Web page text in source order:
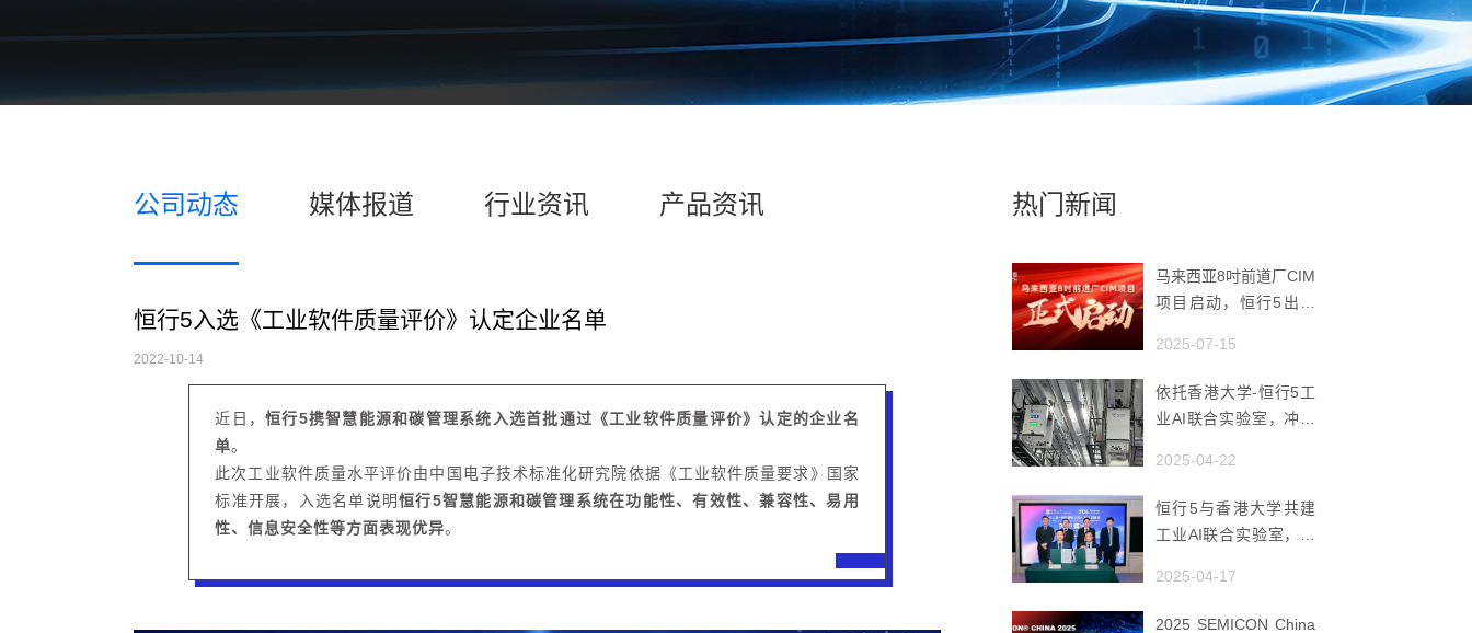
公司动态 媒体报道 行业资讯 产品资讯
恒行5入选《工业软件质量评价》认定企业名单
2022-10-14
近日，恒行5携智慧能源和碳管理系统入选首批通过《工业软件质量评价》认定的企业名
单。
此次工业软件质量水平评价由中国电子技术标准化研究院依据《工业软件质量要求》国家
标准开展，入选名单说明恒行5智慧能源和碳管理系统在功能性、有效性、兼容性、易用
性、信息安全性等方面表现优异。
热门新闻
马来西亚8吋前道厂CIM
项目启动，恒行5出海
2025-07-15
依托香港大学-恒行5工
业AI联合实验室，冲破
花板”
2025-04-22
恒行5与香港大学共建
工业AI联合实验室，推
创新枢纽
2025-04-17
2025 SEMICON China